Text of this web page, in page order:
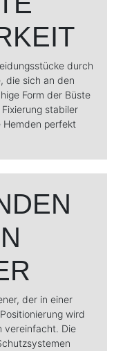
durch
die sich an den
Form der Büste
stabiler
Hemden perfekt
der in einer
wird
vereinfacht. Die